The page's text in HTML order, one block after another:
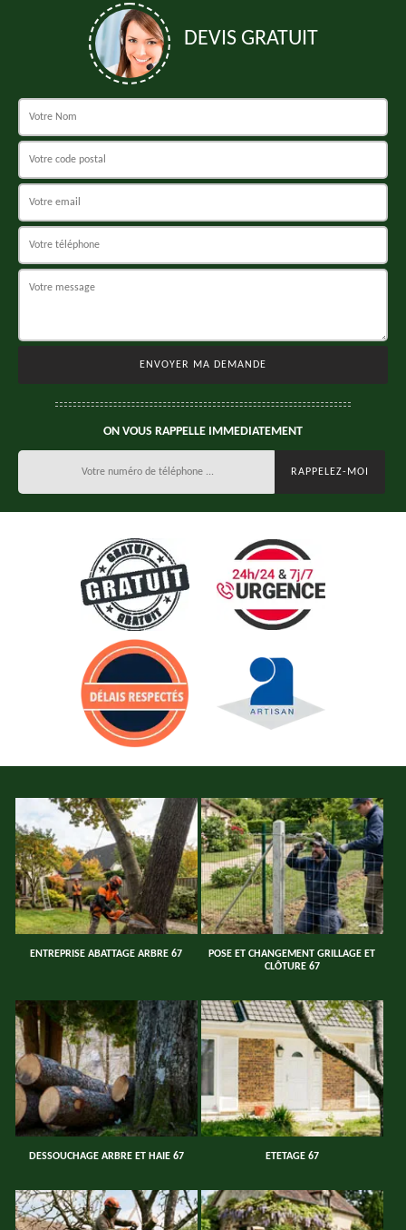
DEVIS GRATUIT
ON VOUS RAPPELLE IMMEDIATEMENT
ENTREPRISE ABATTAGE ARBRE 67
POSE ET CHANGEMENT GRILLAGE ET
CLÔTURE 67
DESSOUCHAGE ARBRE ET HAIE 67 ETETAGE 67